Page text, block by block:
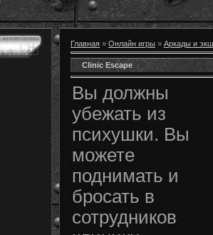
Главная » Онлайн игры » Аркады и
Clinic Escape
Вы должны
убежать из
психушки. Вы
можете
поднимать и
бросать в
сотрудников